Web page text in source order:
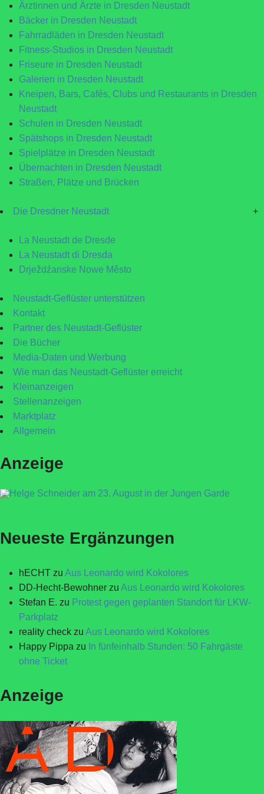
Ärztinnen und Ärzte in Dresden Neustadt
Bäcker in Dresden Neustadt
Fahrradläden in Dresden Neustadt
Fitness-Studios in Dresden Neustadt
Friseure in Dresden Neustadt
Galerien in Dresden Neustadt
Kneipen, Bars, Cafés, Clubs und Restaurants in Dresden
Neustadt
Schulen in Dresden Neustadt
Spätshops in Dresden Neustadt
Spielplätze in Dresden Neustadt
Übernachten in Dresden Neustadt
Straßen, Plätze und Brücken
Die Dresdner Neustadt +
La Neustadt de Dresde
La Neustadt di Dresda
Drježdźanske Nowe Město
Neustadt-Geflüster unterstützen
Kontakt
Partner des Neustadt-Geflüster
Die Bücher
Media-Daten und Werbung
Wie man das Neustadt-Geflüster erreicht
Kleinanzeigen
Stellenanzeigen
Marktplatz
Allgemein
Anzeige
Neueste Ergänzungen
hECHT zu Aus Leonardo wird Kokolores
DD-Hecht-Bewohner zu Aus Leonardo wird Kokolores
Stefan E. zu Protest gegen geplanten Standort für LKW-
Parkplatz
reality check zu Aus Leonardo wird Kokolores
Happy Pippa zu In fünfeinhalb Stunden: 50 Fahrgäste
ohne Ticket
Anzeige